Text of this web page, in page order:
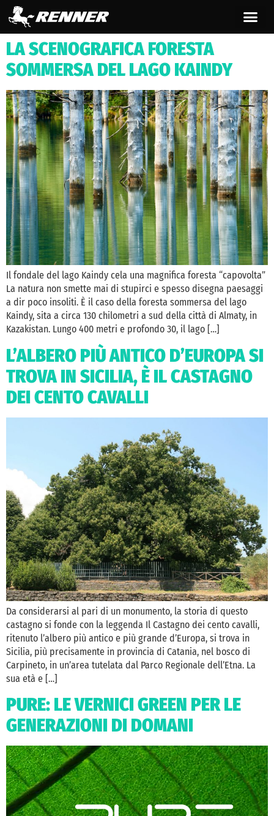
contenuto
LA SCENOGRAFICA FORESTA
SOMMERSA DEL LAGO KAINDY
Il fondale del lago Kaindy cela una magnifica foresta “capovolta”
La natura non smette mai di stupirci e spesso disegna paesaggi
a dir poco insoliti. È il caso della foresta sommersa del lago
Kaindy, sita a circa 130 chilometri a sud della città di Almaty, in
Kazakistan. Lungo 400 metri e profondo 30, il lago […]
L’ALBERO PIÙ ANTICO D’EUROPA SI
TROVA IN SICILIA, È IL CASTAGNO
DEI CENTO CAVALLI
Da considerarsi al pari di un monumento, la storia di questo
castagno si fonde con la leggenda Il Castagno dei cento cavalli,
ritenuto l’albero più antico e più grande d’Europa, si trova in
Sicilia, più precisamente in provincia di Catania, nel bosco di
Carpineto, in un’area tutelata dal Parco Regionale dell’Etna. La
sua età e […]
PURE: LE VERNICI GREEN PER LE
GENERAZIONI DI DOMANI